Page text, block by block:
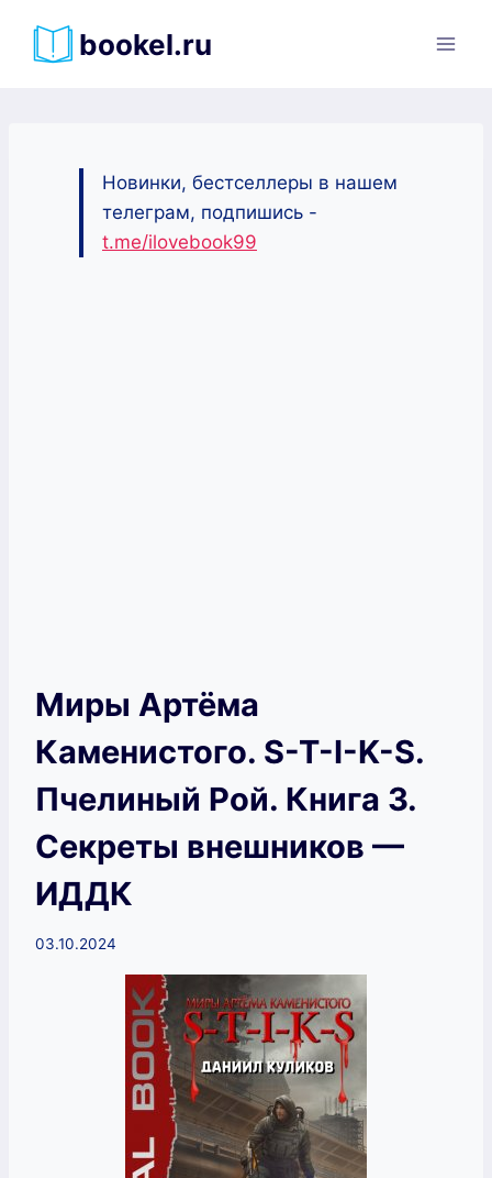
bookel.ru
Новинки, бестселлеры в нашем
телеграм, подпишись -
t.me/ilovebook99
Миры Артёма
Каменистого. S-T-I-K-S.
Пчелиный Рой. Книга 3.
Секреты внешников —
ИДДК
03.10.2024